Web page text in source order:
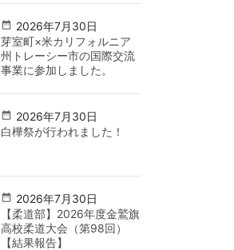
2026年7月30日
芽室町×米カリフォルニア
州トレーシー市の国際交流
事業に参加しました。
2026年7月30日
白樺祭が行われました！
2026年7月30日
【柔道部】2026年度金鷲旗
高校柔道大会（第98回）
【結果報告】